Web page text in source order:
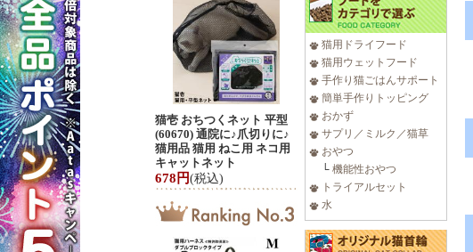
猫壱 おちつくネット 平型
(60670) 通院に♪爪切りに♪
猫用品 猫用 ねこ用 ネコ用
キャットネット
678円(税込)
猫用ドライフード
猫用ウェットフード
手作り猫ごはんサポート
簡単手作りトッピング
おかず
サプリ／ミルク／猫草
おやつ
└ 機能性おやつ
トライアルセット
水